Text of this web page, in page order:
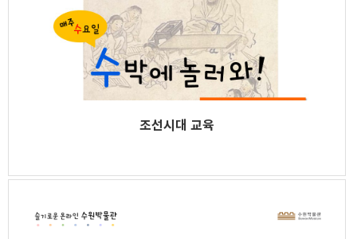
조선시대 교육